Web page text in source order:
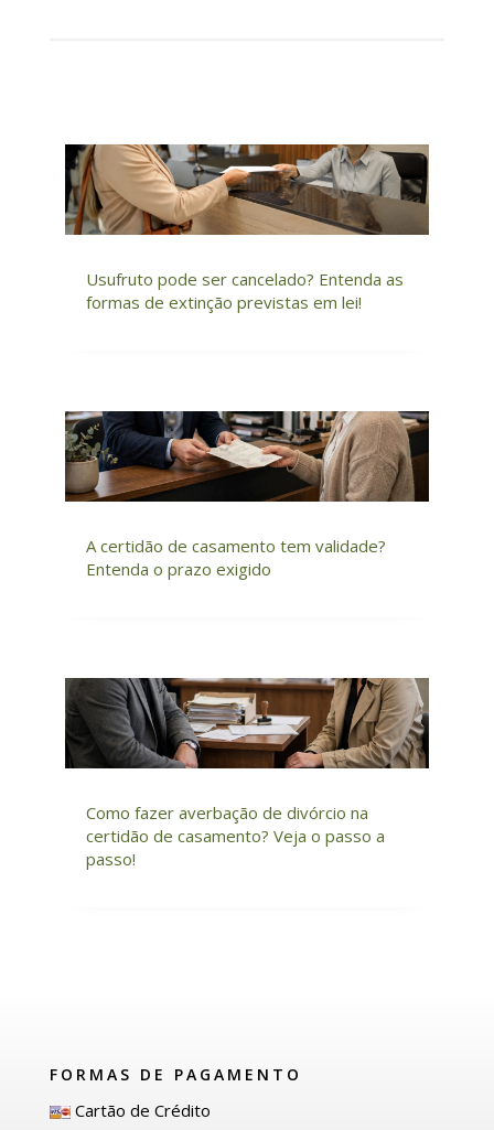
Usufruto pode ser cancelado? Entenda as
formas de extinção previstas em lei!
A certidão de casamento tem validade?
Entenda o prazo exigido
Como fazer averbação de divórcio na
certidão de casamento? Veja o passo a
passo!
FORMAS DE PAGAMENTO
Cartão de Crédito